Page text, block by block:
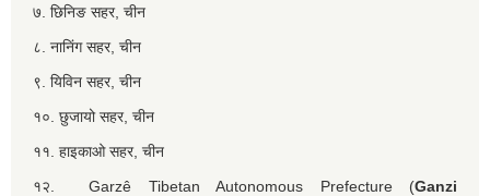
७. छिनिङ सहर, चीन
८. नानिंग सहर, चीन
९. यिविन सहर, चीन
१०. छुजायो सहर, चीन
११. हाइकाओ सहर, चीन
१२. Garzê Tibetan Autonomous Prefecture (Ganzi